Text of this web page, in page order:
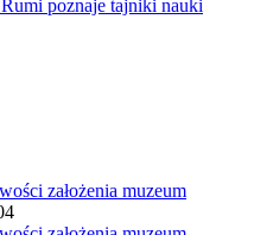
poznaje tajniki nauki